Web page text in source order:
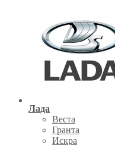
Лада
Веста
Гранта
Искра